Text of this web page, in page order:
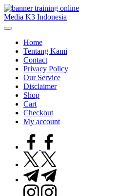
Skip
to
content
Media K3 Indonesia
Media
Seputar
Dunia
K3LH
Home
Tentang Kami
Contact
Privacy Policy
Our Service
Disclaimer
Shop
Cart
Checkout
My account
facebook.com
twitter.com
t.me
instagram.com